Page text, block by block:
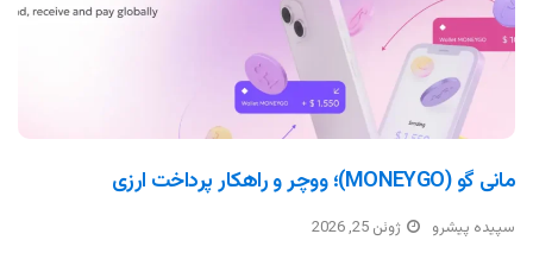
مانی گو (MONEYGO)؛ ووچر و راهکار پرداخت ارزی
سپیده پیشرو ژوئن 25, 2026